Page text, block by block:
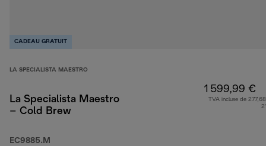
CADEAU GRATUIT
LA SPECIALISTA MAESTRO
La Specialista Maestro
– Cold Brew
EC9885.M
1 599,99 €
TVA incluse de